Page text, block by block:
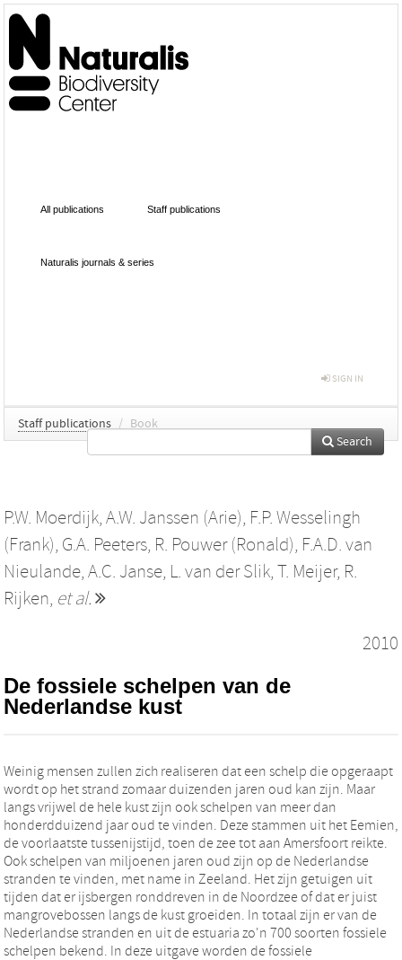
All publications Staff publications
Naturalis journals & series
SIGN IN
Staff publications / Book
Search
P.W. Moerdijk, A.W. Janssen (Arie), F.P. Wesselingh
(Frank), G.A. Peeters, R. Pouwer (Ronald), F.A.D. van
Nieulande, A.C. Janse, L. van der Slik, T. Meijer, R.
Rijken, et al.
2010
De fossiele schelpen van de
Nederlandse kust
Weinig mensen zullen zich realiseren dat een schelp die opgeraapt
wordt op het strand zomaar duizenden jaren oud kan zijn. Maar
langs vrijwel de hele kust zijn ook schelpen van meer dan
honderdduizend jaar oud te vinden. Deze stammen uit het Eemien,
de voorlaatste tussenijstijd, toen de zee tot aan Amersfoort reikte.
Ook schelpen van miljoenen jaren oud zijn op de Nederlandse
stranden te vinden, met name in Zeeland. Het zijn getuigen uit
tijden dat er ijsbergen ronddreven in de Noordzee of dat er juist
mangrovebossen langs de kust groeiden. In totaal zijn er van de
Nederlandse stranden en uit de estuaria zo'n 700 soorten fossiele
schelpen bekend. In deze uitgave worden de fossiele